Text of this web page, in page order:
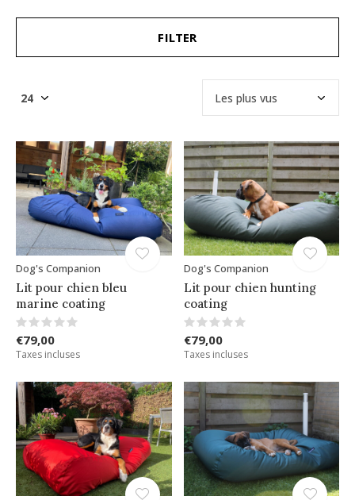
FILTER
Dog's Companion
Lit pour chien bleu
marine coating
€79,00
Taxes incluses
Dog's Companion
Lit pour chien hunting
coating
€79,00
Taxes incluses